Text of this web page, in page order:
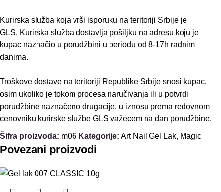
Kurirska služba koja vrši isporuku na teritoriji Srbije je
GLS. Kurirska služba dostavlja pošiljku na adresu koju je
kupac naznačio u porudžbini u periodu od 8-17h radnim
danima.
Troškove dostave na teritoriji Republike Srbije snosi kupac,
osim ukoliko je tokom procesa naručivanja ili u potvrdi
porudžbine naznačeno drugacije, u iznosu prema redovnom
cenovniku kurirske službe GLS važecem na dan porudžbine.
Šifra proizvoda: m06 Kategorije: Art Nail Gel Lak, Magic
Povezani proizvodi